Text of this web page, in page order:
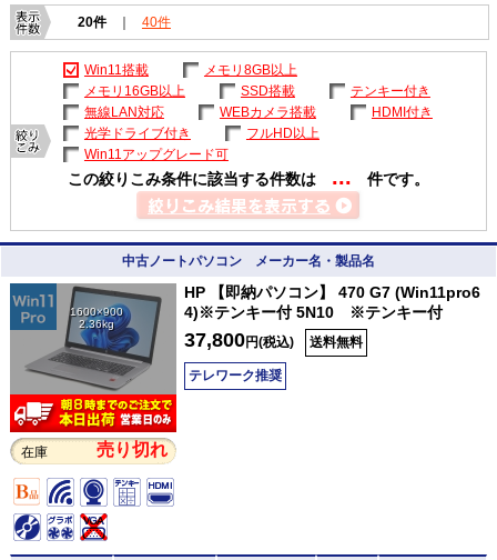
20件 ｜ 40件
Win11搭載
メモリ8GB以上
メモリ16GB以上
SSD搭載
テンキー付き
無線LAN対応
WEBカメラ搭載
HDMI付き
光学ドライブ付き
フルHD以上
Win11アップグレード可
この絞りこみ条件に該当する件数は ... 件です。
中古ノートパソコン メーカー名・製品名
1600×900
2.36kg
在庫 売り切れ
HP 【即納パソコン】 470 G7 (Win11pro6
4)※テンキー付 5N10 ※テンキー付
37,800円(税込) 送料無料
テレワーク推奨